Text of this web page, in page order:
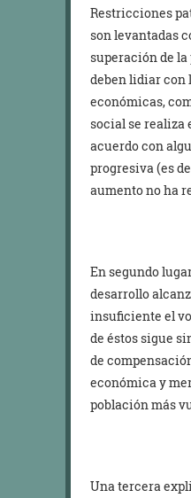
Restricciones
son levantadas
superación de la
deben lidiar con
económicas,
social se realiza
acuerdo con
progresiva (es
aumento no ha
En segundo
desarrollo
insuficiente el
de éstos sigue
de
económica y
población más
Una tercera